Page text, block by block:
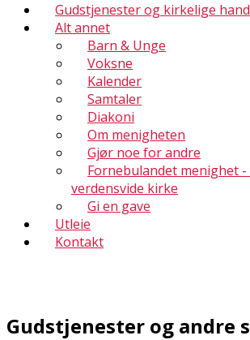
Gudstjenester og kirkelige
Alt annet
Barn & Unge
Voksne
Kalender
Samtaler
Diakoni
Om menigheten
Gjør noe for andre
Fornebulandet menighet -
verdensvide kirke
Gi en gave
Utleie
Kontakt
Gudstjenester og andre